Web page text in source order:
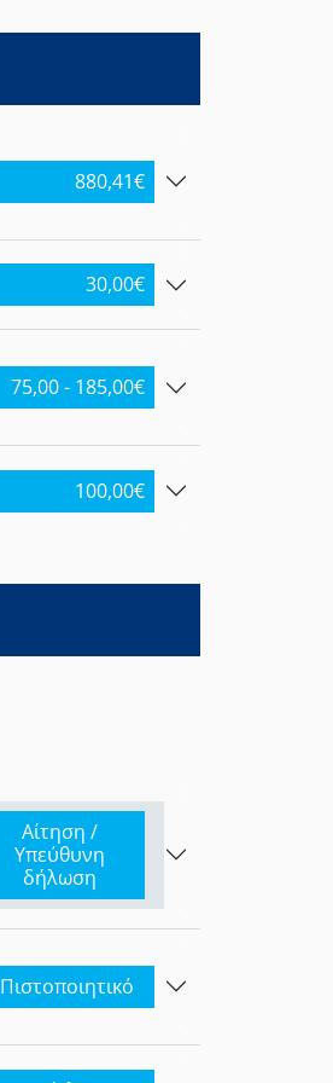
880,41€
30,00€
75,00 - 185,00€
100,00€
Αίτηση /
Υπεύθυνη
δήλωση
Πιστοποιητικό